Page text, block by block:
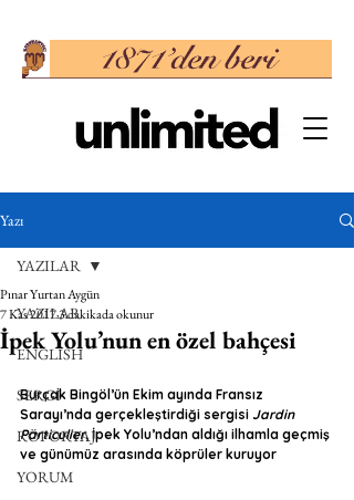
Yazı
YAZILAR
ENGLISH
SERGİ
RÖPORTAJ
YORUM
YAZILAR
İpek Yolu’nun en özel bahçesi
Pınar Yurtan Aygün
7 Kas 20173 dakikada okunur
Burçak Bingöl’ün Ekim ayında Fransız
Sarayı’nda gerçekleştirdiği sergisi Jardin
Particulier, İpek Yolu’ndan aldığı ilhamla geçmiş
ve günümüz arasında köprüler kuruyor